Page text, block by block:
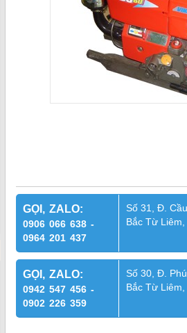
GỌI, ZALO:
0906 066 638 -
0964 201 437
Số 31, Đ.
Bắc Từ
GỌI, ZALO:
0942 547 456 -
0902 226 359
Số 30, Đ.
Bắc Từ